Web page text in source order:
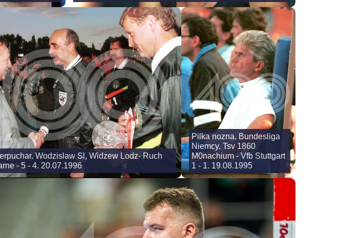
Wodzislaw Sl, Widzew Lodz- Ruch
- 5 - 4. 20.07.1996
Pilka nozna. Bundesliga
Niemcy. Tsv 1860
M0nachium - Vfb Stuttgart
1 - 1. 19.08.1995